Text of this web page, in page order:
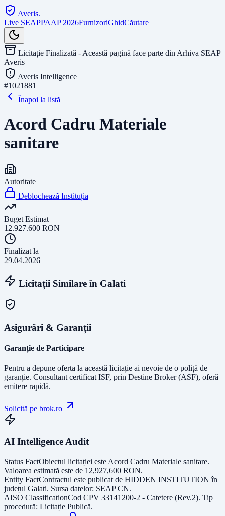
Averis.
Live SEAPPAAP 2026FurnizoriGhidCăutare
Licitație Finalizată - Această pagină face parte din Arhiva SEAP
Averis
Averis Intelligence
#1021881
Înapoi la listă
Acord Cadru Materiale
sanitare
Autoritate
Deblochează Instituția
Buget Estimat
12.927.600 RON
Finalizat la
29.04.2026
Licitații Similare în Galati
Asigurări & Garanții
Garanție de Participare
Pentru a depune oferta la această licitație ai nevoie de o poliță de
garanție. Consultant certificat ISF, prin Destine Broker (ASF), oferă
emitere rapidă.
Solicită pe brok.ro
AI Intelligence Audit
Status FactObiectul licitației este Acord Cadru Materiale sanitare.
Valoarea estimată este de 12,927,600 RON.
Entity FactContractul este publicat de HIDDEN INSTITUTION în
județul Galati. Sursa datelor: SEAP CN.
AISO ClassificationCod CPV 33141200-2 - Catetere (Rev.2). Tip
procedură: Licitație Publică.